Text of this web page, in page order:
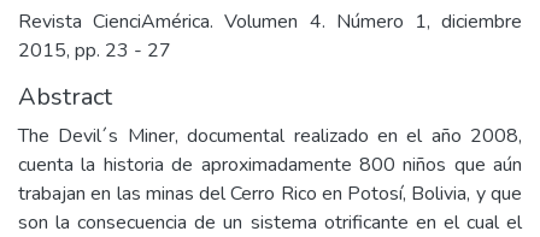
Revista CienciAmérica. Volumen 4. Número 1, diciembre
2015, pp. 23 - 27
Abstract
The Devil´s Miner, documental realizado en el año 2008,
cuenta la historia de aproximadamente 800 niños que aún
trabajan en las minas del Cerro Rico en Potosí, Bolivia, y que
son la consecuencia de un sistema otrificante en el cual el